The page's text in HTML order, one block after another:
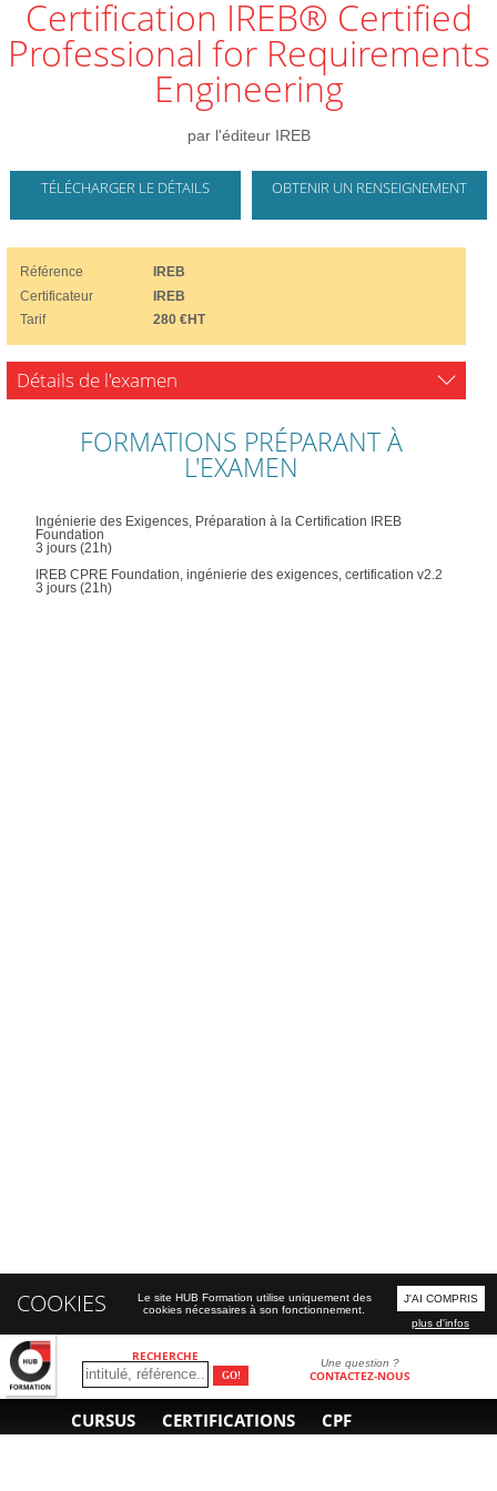
RECHERCHE Une question ?
CONTACTEZ-NOUS
CURSUS CERTIFICATIONS CPF
Certification IREB® Certified
Professional for Requirements
Engineering
par l'éditeur IREB
TÉLÉCHARGER LE DÉTAILS OBTENIR UN RENSEIGNEMENT
Référence
IREB
Certificateur
IREB
Tarif
280 €HT
Détails de l'examen
FORMATIONS PRÉPARANT À
L'EXAMEN
Ingénierie des Exigences, Préparation à la Certification IREB
Foundation
3 jours (21h)
IREB CPRE Foundation, ingénierie des exigences, certification v2.2
3 jours (21h)
COOKIES
Le site HUB Formation utilise uniquement des
cookies nécessaires à son fonctionnement.
J'AI COMPRIS
plus d'infos